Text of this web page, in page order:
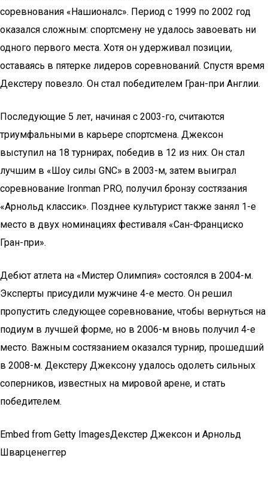
соревнования «Нашионалс». Период с 1999 по 2002 год
оказался сложным: спортсмену не удалось завоевать ни
одного первого места. Хотя он удерживал позиции,
оставаясь в пятерке лидеров соревнований. Спустя время
Декстеру повезло. Он стал победителем Гран-при Англии.
Последующие 5 лет, начиная с 2003-го, считаются
триумфальными в карьере спортсмена. Джексон
выступил на 18 турнирах, победив в 12 из них. Он стал
лучшим в «Шоу силы GNC» в 2003-м, затем выиграл
соревнование Ironman PRO, получил бронзу состязания
«Арнольд классик». Позднее культурист также занял 1-е
место в двух номинациях фестиваля «Сан-Франциско
Гран-при».
Дебют атлета на «Мистер Олимпия» состоялся в 2004-м.
Эксперты присудили мужчине 4-е место. Он решил
пропустить следующее соревнование, чтобы вернуться на
подиум в лучшей форме, но в 2006-м вновь получил 4-е
место. Важным состязанием оказался турнир, прошедший
в 2008-м. Декстеру Джексону удалось одолеть сильных
соперников, известных на мировой арене, и стать
победителем.
Embed from Getty ImagesДекстер Джексон и Арнольд
Шварценеггер